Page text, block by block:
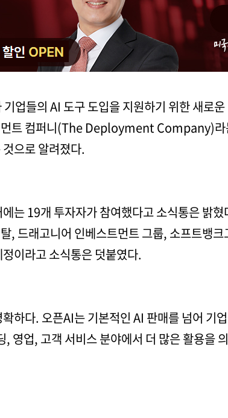
기업들의 AI 도구 도입을 지원하기 위한 새로
트 컴퍼니(The Deployment Company)라
으로 알려졌다.
에는 19개 투자자가 참여했다고 소식통은 밝
, 드래고니어 인베스트먼트 그룹, 소프트뱅크
이라고 소식통은 덧붙였다.
하다. 오픈AI는 기본적인 AI 판매를 넘어 기
, 영업, 고객 서비스 분야에서 더 많은 활용을